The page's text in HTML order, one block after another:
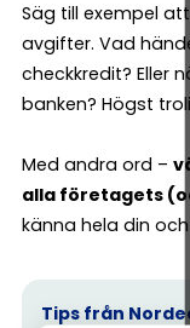
Säg till exempel
avgifter. Vad
checkkredit? Eller
banken? Högst
Med andra ord –
alla företagets
känna hela din
Tips från